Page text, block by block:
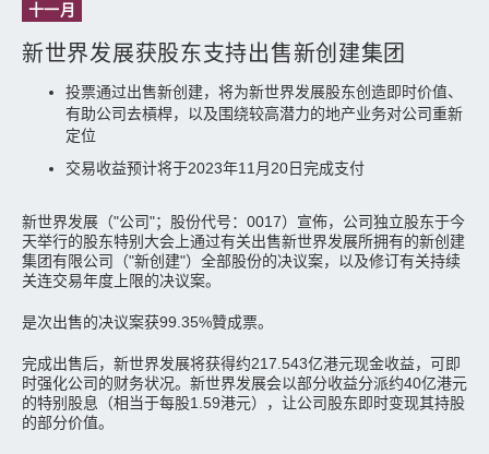
十一月
新世界发展获股东支持出售新创建集团
投票通过出售新创建，将为新世界发展股东创造即时价值、
有助公司去槓桿，以及围绕较高潜力的地产业务对公司重新
定位
交易收益预计将于2023年11月20日完成支付
新世界发展（"公司"；股份代号：0017）宣佈，公司独立股东于今
天举行的股东特别大会上通过有关出售新世界发展所拥有的新创建
集团有限公司（"新创建"）全部股份的决议案，以及修订有关持续
关连交易年度上限的决议案。
是次出售的决议案获99.35%贊成票。
完成出售后，新世界发展将获得约217.543亿港元现金收益，可即
时强化公司的财务状况。新世界发展会以部分收益分派约40亿港元
的特别股息（相当于每股1.59港元），让公司股东即时变现其持股
的部分价值。